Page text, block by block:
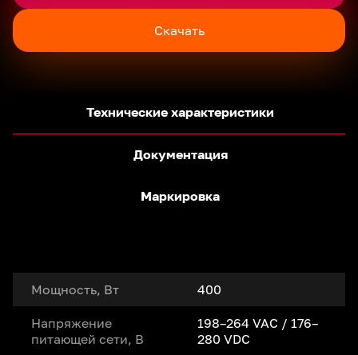
Скачать
Технические характеристики
Документация
Маркировка
Мощность, Вт 400
Напряжение
питающей сети, В
198–264 VAC / 176–
280 VDC